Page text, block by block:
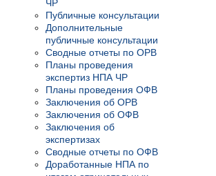
ЧР
Публичные консультации
Дополнительные
публичные консультации
Сводные отчеты по ОРВ
Планы проведения
экспертиз НПА ЧР
Планы проведения ОФВ
Заключения об ОРВ
Заключения об ОФВ
Заключения об
экспертизах
Сводные отчеты по ОФВ
Доработанные НПА по